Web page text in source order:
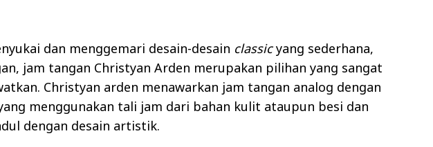
dan menggemari desain-desain classicyang sederhana,
jam tangan Christyan Arden merupakan pilihan yang sangat
Christyan arden menawarkan jam tangan analog dengan
menggunakan tali jam dari bahan kulit ataupun besi dan
dengan desain artistik.